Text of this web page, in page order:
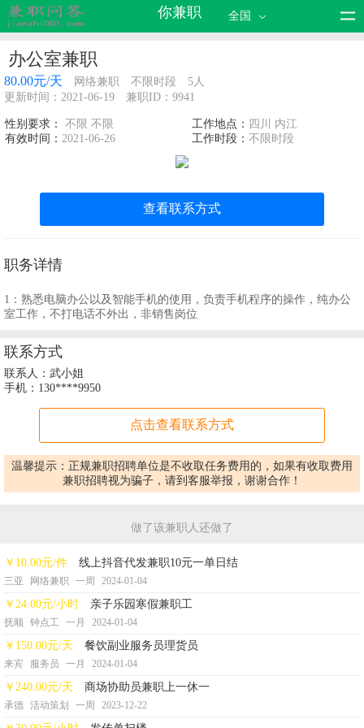
你兼职 全国
办公室兼职
80.00元/天 网络兼职 不限时段
5人
更新时间：2021-06-19
兼职ID：9941
性别要求：不限 不限 工作地点： 四川 内江
有效时间：2021-06-26 工作时段：不限时段
查看联系方式
职务详情
1：熟悉电脑办公以及智能手机的使用，负责手机程序的操作，纯办公
室工作，不打电话不外出，非销售岗位
联系方式
联系人：武小姐
手机： 130****9950
点击查看联系方式
温馨提示：正规兼职招聘单位是不收取任务费用的，如果有收取费用
兼职招聘视为骗子，请到客服举报，谢谢合作！
做了该兼职人还做了
￥10.00元/件 线上抖音代发兼职10元一单日结
三亚 网络兼职 一周 2024-01-04
￥24.00元/小时 亲子乐园寒假兼职工
抚顺 钟点工 一月 2024-01-04
￥150.00元/天 餐饮副业服务员理货员
来宾 服务员 一月 2024-01-04
￥240.00元/天 商场协助员兼职上一休一
承德 活动策划 一周 2023-12-22